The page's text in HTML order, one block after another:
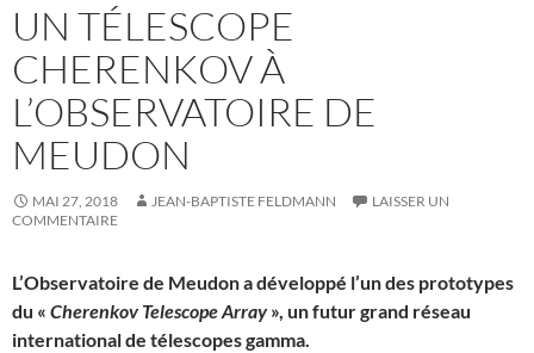
UN TÉLESCOPE
CHERENKOV À
L’OBSERVATOIRE DE
MEUDON
MAI 27, 2018 JEAN-BAPTISTE FELDMANN
LAISSER UN
COMMENTAIRE
L’Observatoire de Meudon a développé l’un des prototypes
du « Cherenkov Telescope Array», un futur grand réseau
international de télescopes gamma.